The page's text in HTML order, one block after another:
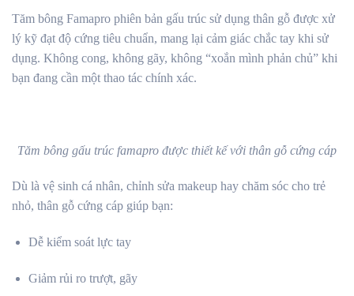
Tăm bông Famapro phiên bản gấu trúc sử dụng thân gỗ được xử
lý kỹ đạt độ cứng tiêu chuẩn, mang lại cảm giác chắc tay khi sử
dụng. Không cong, không gãy, không “xoắn mình phản chủ” khi
bạn đang cần một thao tác chính xác.
Tăm bông gấu trúc famapro được thiết kế với thân gỗ cứng cáp
Dù là vệ sinh cá nhân, chỉnh sửa makeup hay chăm sóc cho trẻ
nhỏ, thân gỗ cứng cáp giúp bạn:
Dễ kiểm soát lực tay
Giảm rủi ro trượt, gãy